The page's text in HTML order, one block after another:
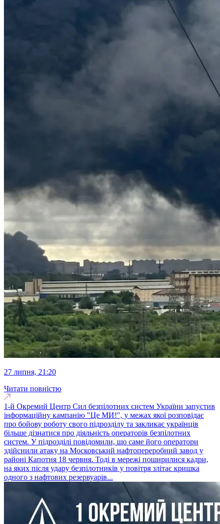
27 липня, 21:20
Читати повністю
1-й Окремий Центр Сил безпілотних систем України запустив
інформаційну кампанію "Це МИ!", у межах якої розповідає
про бойову роботу свого підрозділу та закликає українців
більше дізнатися про діяльність операторів безпілотних
систем. У підрозділі повідомили, що саме його оператори
здійснили атаку на Московський нафтопереробний завод у
районі Капотня 18 червня. Тоді в мережі поширилися кадри,
на яких після удару безпілотників у повітря злітає кришка
одного з нафтових резервуарів...